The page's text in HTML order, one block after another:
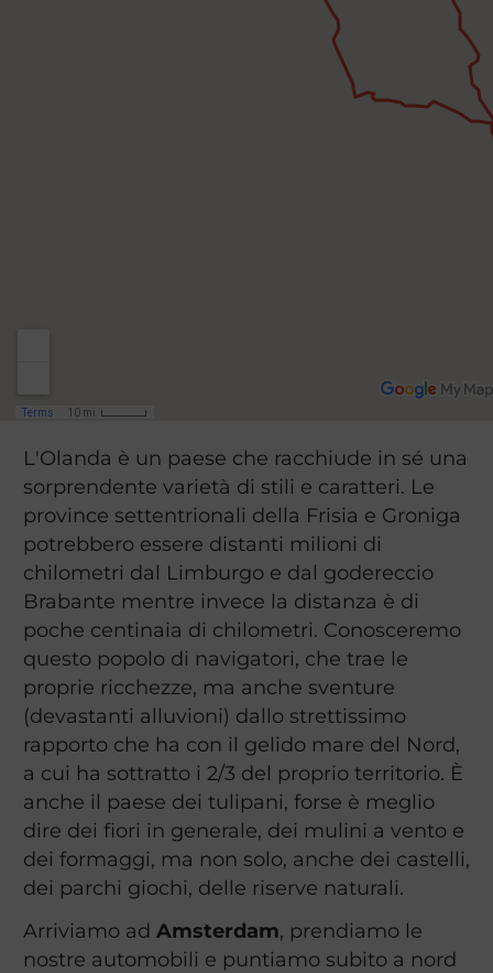
L'Olanda è un paese che racchiude in sé una
sorprendente varietà di stili e caratteri. Le
province settentrionali della Frisia e Groniga
potrebbero essere distanti milioni di
chilometri dal Limburgo e dal godereccio
Brabante mentre invece la distanza è di
poche centinaia di chilometri. Conosceremo
questo popolo di navigatori, che trae le
proprie ricchezze, ma anche sventure
(devastanti alluvioni) dallo strettissimo
rapporto che ha con il gelido mare del Nord,
a cui ha sottratto i 2/3 del proprio territorio. È
anche il paese dei tulipani, forse è meglio
dire dei fiori in generale, dei mulini a vento e
dei formaggi, ma non solo, anche dei castelli,
dei parchi giochi, delle riserve naturali.
Arriviamo ad Amsterdam, prendiamo le
nostre automobili e puntiamo subito a nord